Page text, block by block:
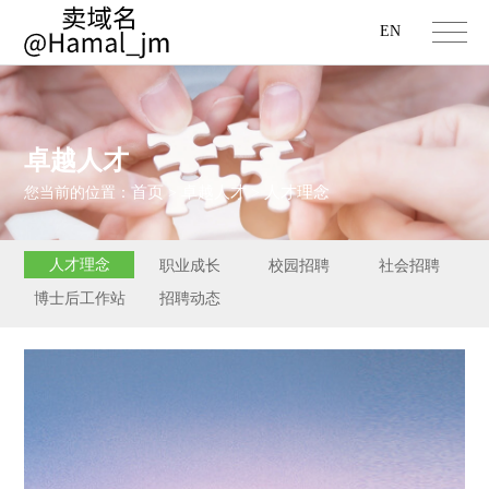
EN
卓越人才
您当前的位置：首页 > 卓越人才 > 人才理念
人才理念 职业成长 校园招聘
社会招聘
博士后工作站
招聘动态